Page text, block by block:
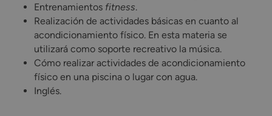
Entrenamientos fitness.
Realización de actividades básicas en cuanto al
acondicionamiento físico. En esta materia se
utilizará como soporte recreativo la música.
Cómo realizar actividades de acondicionamiento
físico en una piscina o lugar con agua.
Inglés.